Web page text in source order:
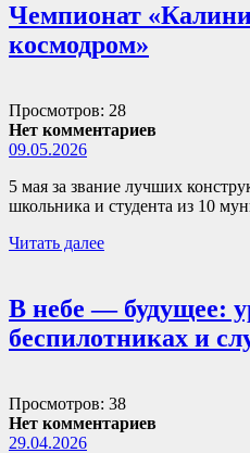
Чемпионат
космодром»
Просмотров: 28
Нет комментариев
09.05.2026
5 мая за звание лучших
школьника и студента из 10
Читать далее
В небе — будущее:
беспилотниках и
Просмотров: 38
Нет комментариев
29.04.2026